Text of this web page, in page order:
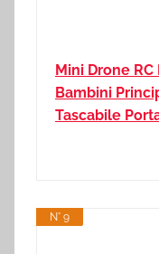
Mini Drone
Bambini
Tascabile
N° 9